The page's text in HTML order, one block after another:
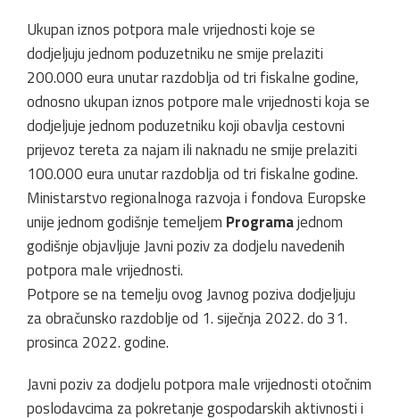
Ukupan iznos potpora male vrijednosti koje se
dodjeljuju jednom poduzetniku ne smije prelaziti
200.000 eura unutar razdoblja od tri fiskalne godine,
odnosno ukupan iznos potpore male vrijednosti koja se
dodjeljuje jednom poduzetniku koji obavlja cestovni
prijevoz tereta za najam ili naknadu ne smije prelaziti
100.000 eura unutar razdoblja od tri fiskalne godine.
Ministarstvo regionalnoga razvoja i fondova Europske
unije jednom godišnje temeljem Programajednom
godišnje objavljuje Javni poziv za dodjelu navedenih
potpora male vrijednosti.
Potpore se na temelju ovog Javnog poziva dodjeljuju
za obračunsko razdoblje od 1. siječnja 2022. do 31.
prosinca 2022. godine.
Javni poziv za dodjelu potpora male vrijednosti otočnim
poslodavcima za pokretanje gospodarskih aktivnosti i